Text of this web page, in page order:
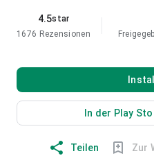
4.5star
1676 Rezensionen
In der Play
Teilen Zur